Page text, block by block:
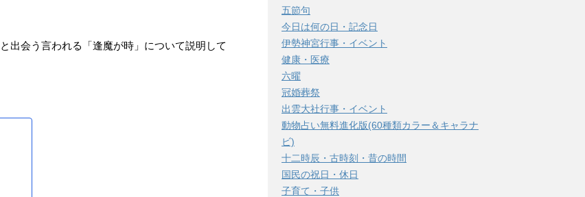
出会う言われる「逢魔が時」について説明して
五節句
今日は何の日・記念日
伊勢神宮行事・イベント
健康・医療
六曜
冠婚葬祭
出雲大社行事・イベント
動物占い無料進化版(60種類カラー＆キャラナ
ビ)
十二時辰・古時刻・昔の時間
国民の祝日・休日
子育て・子供